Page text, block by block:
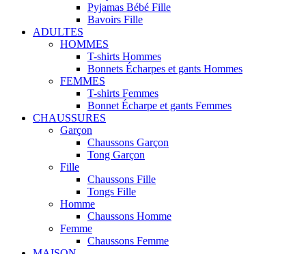
Pyjamas Bébé Fille
Bavoirs Fille
ADULTES
HOMMES
T-shirts Hommes
Bonnets Écharpes et gants Hommes
FEMMES
T-shirts Femmes
Bonnet Écharpe et gants Femmes
CHAUSSURES
Garçon
Chaussons Garçon
Tong Garçon
Fille
Chaussons Fille
Tongs Fille
Homme
Chaussons Homme
Femme
Chaussons Femme